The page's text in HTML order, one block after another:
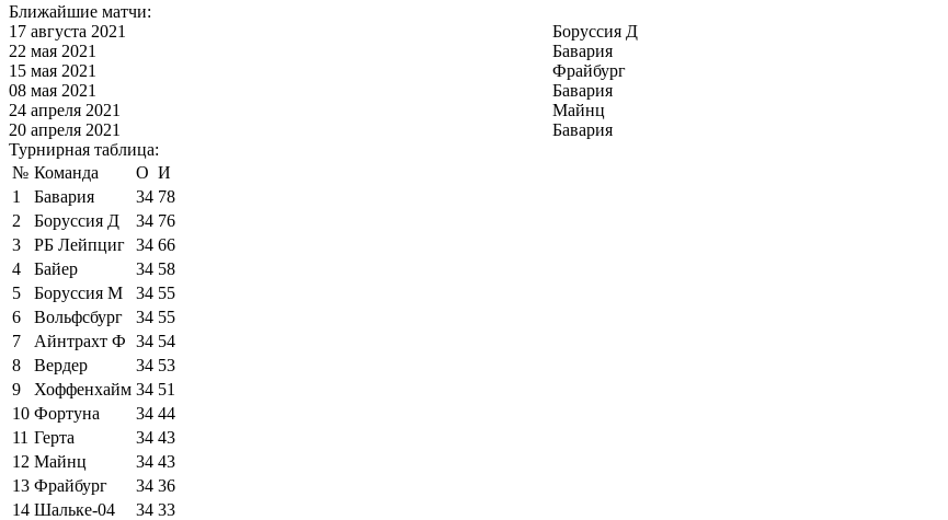
Ближайшие матчи:
17 августа 2021
Боруссия Д
22 мая 2021
Бавария
15 мая 2021
Фрайбург
08 мая 2021
Бавария
24 апреля 2021
Майнц
20 апреля 2021
Бавария
Турнирная таблица:
№ Команда О И
1
Бавария 34 78
2
Боруссия Д 34 76
3
РБ Лейпциг 34 66
4
Байер 34 58
5
Боруссия М 34 55
6
Вольфсбург 34 55
7
Айнтрахт Ф 34 54
8
Вердер 34 53
9
Хоффенхайм 34 51
10 Фортуна 34 44
11 Герта 34 43
12 Майнц 34 43
13 Фрайбург 34 36
14 Шальке-04 34 33